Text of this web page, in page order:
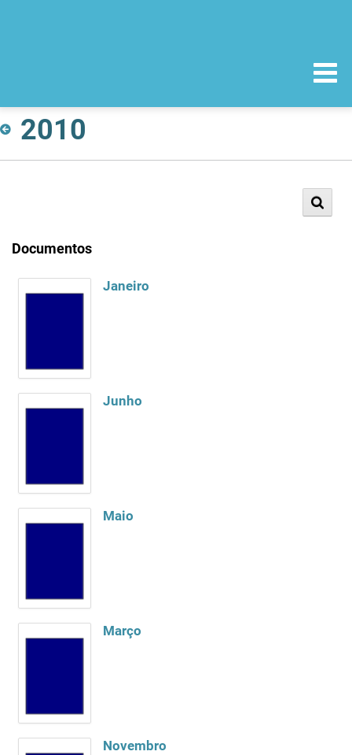
2010
Documentos
Janeiro
Junho
Maio
Março
Novembro